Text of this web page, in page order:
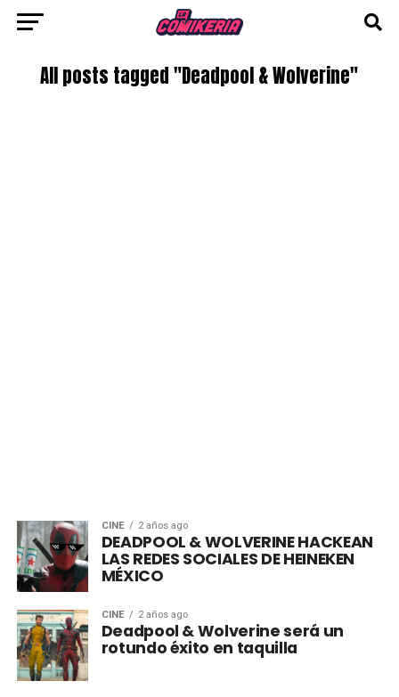
All posts tagged "Deadpool & Wolverine"
CINE 2 años ago
DEADPOOL & WOLVERINE HACKEAN
LAS REDES SOCIALES DE HEINEKEN
MÉXICO
CINE 2 años ago
Deadpool & Wolverine será un
rotundo éxito en taquilla